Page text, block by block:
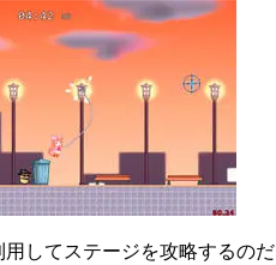
用してステージを攻略するのだ